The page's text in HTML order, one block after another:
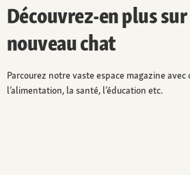
Découvrez-en plus
nouveau chat
Parcourez notre vaste espace magazine
l’alimentation, la santé, l’éducation etc.